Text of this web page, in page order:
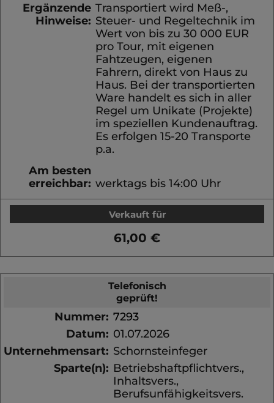
Ergänzende
Hinweise:
Transportiert wird Meß-,
Steuer- und Regeltechnik im
Wert von bis zu 30 000 EUR
pro Tour, mit eigenen
Fahtzeugen, eigenen
Fahrern, direkt von Haus zu
Haus. Bei der transportierten
Ware handelt es sich in aller
Regel um Unikate (Projekte)
im speziellen Kundenauftrag.
Es erfolgen 15-20 Transporte
p.a.
Am besten
erreichbar: werktags bis 14:00 Uhr
Verkauft für
61,00 €
Telefonisch
geprüft!
Nummer: 7293
Datum: 01.07.2026
Unternehmensart: Schornsteinfeger
Sparte(n): Betriebshaftpflichtvers.,
Inhaltsvers.,
Berufsunfähigkeitsvers.